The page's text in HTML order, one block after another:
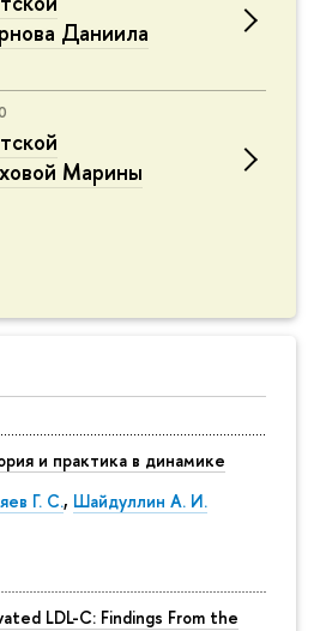
Даниила
Марины
и практика в динамике
Г. С., Шайдуллин А. И.
LDL-C: Findings From the